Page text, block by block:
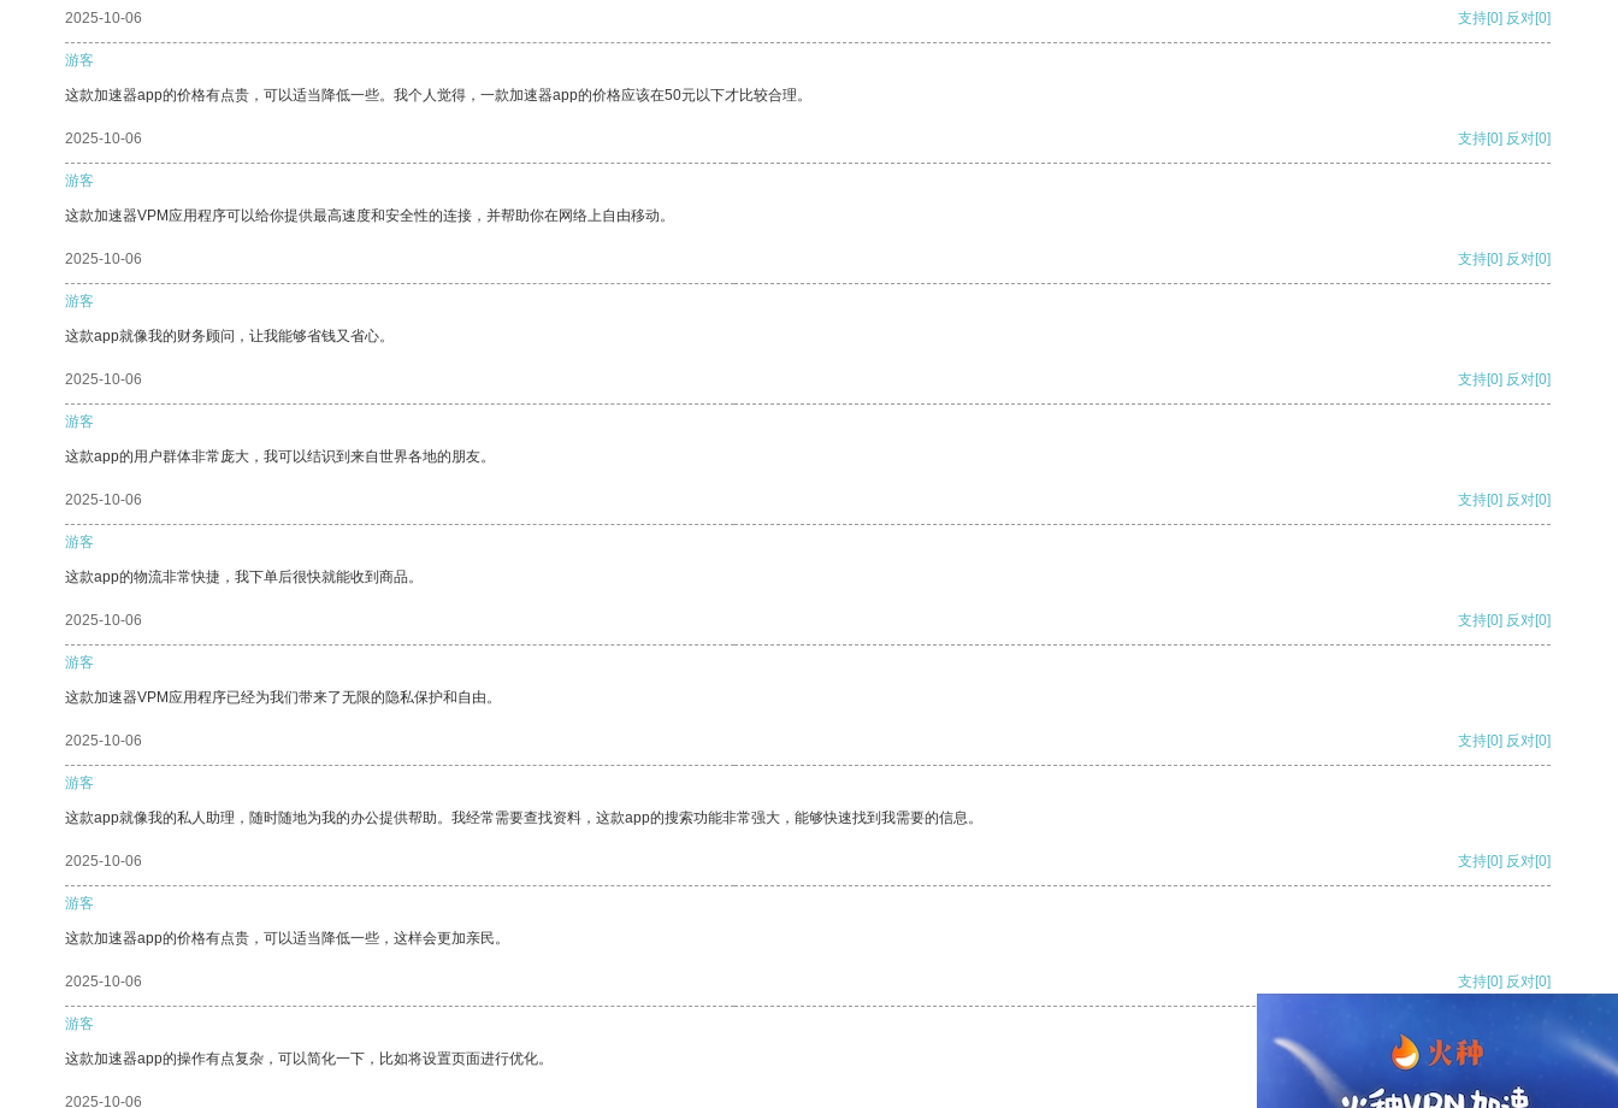
2025-10-06 支持[0] 反对[0]
游客
这款加速器app的价格有点贵，可以适当降低一些。我个人觉得，一款加速器app的价格应该在50元以下才比较合理。
2025-10-06 支持[0] 反对[0]
游客
这款加速器VPM应用程序可以给你提供最高速度和安全性的连接，并帮助你在网络上自由移动。
2025-10-06 支持[0] 反对[0]
游客
这款app就像我的财务顾问，让我能够省钱又省心。
2025-10-06 支持[0] 反对[0]
游客
这款app的用户群体非常庞大，我可以结识到来自世界各地的朋友。
2025-10-06 支持[0] 反对[0]
游客
这款app的物流非常快捷，我下单后很快就能收到商品。
2025-10-06 支持[0] 反对[0]
游客
这款加速器VPM应用程序已经为我们带来了无限的隐私保护和自由。
2025-10-06 支持[0] 反对[0]
游客
这款app就像我的私人助理，随时随地为我的办公提供帮助。我经常需要查找资料，这款app的搜索功能非常强大，能够快速找到我需要的信息。
2025-10-06 支持[0] 反对[0]
游客
这款加速器app的价格有点贵，可以适当降低一些，这样会更加亲民。
2025-10-06 支持[0] 反对[0]
游客
这款加速器app的操作有点复杂，可以简化一下，比如将设置页面进行优化。
2025-10-06 支持[0] 反对